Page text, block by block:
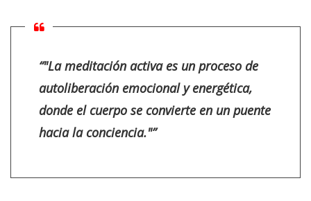
“"La meditación activa es un proceso de
autoliberación emocional y energética,
donde el cuerpo se convierte en un puente
hacia la conciencia."”